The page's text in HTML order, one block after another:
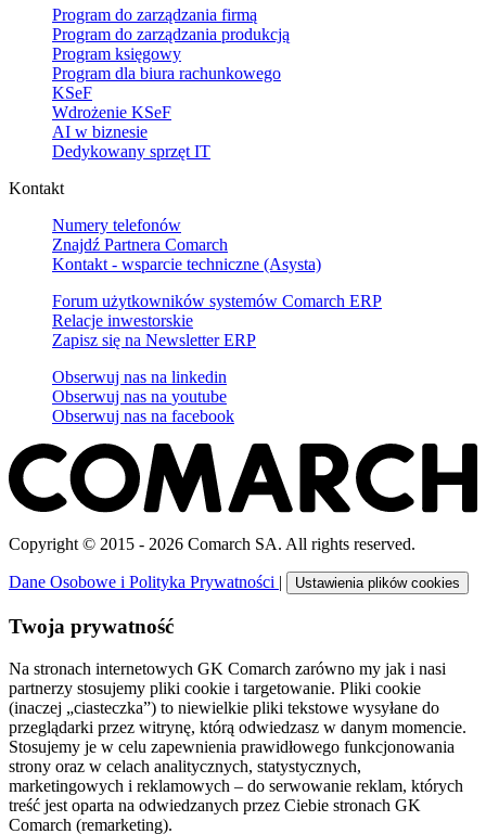
Program do zarządzania firmą
Program do zarządzania produkcją
Program księgowy
Program dla biura rachunkowego
KSeF
Wdrożenie KSeF
AI w biznesie
Dedykowany sprzęt IT
Kontakt
Numery telefonów
Znajdź Partnera Comarch
Kontakt - wsparcie techniczne (Asysta)
Forum użytkowników systemów Comarch ERP
Relacje inwestorskie
Zapisz się na Newsletter ERP
Obserwuj nas na linkedin
Obserwuj nas na youtube
Obserwuj nas na facebook
Copyright © 2015 - 2026 Comarch SA. All rights reserved.
Dane Osobowe i Polityka Prywatności | Ustawienia plików cookies
Twoja prywatność
Na stronach internetowych GK Comarch zarówno my jak i nasi
partnerzy stosujemy pliki cookie i targetowanie. Pliki cookie
(inaczej „ciasteczka”) to niewielkie pliki tekstowe wysyłane do
przeglądarki przez witrynę, którą odwiedzasz w danym momencie.
Stosujemy je w celu zapewnienia prawidłowego funkcjonowania
strony oraz w celach analitycznych, statystycznych,
marketingowych i reklamowych – do serwowanie reklam, których
treść jest oparta na odwiedzanych przez Ciebie stronach GK
Comarch (remarketing).